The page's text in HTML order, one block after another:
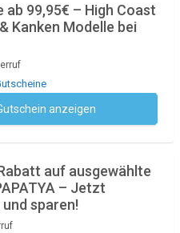
ab 99,95€ – High Coast
Kanken Modelle bei
anzeigen
auf ausgewählte
– Jetzt
sparen!